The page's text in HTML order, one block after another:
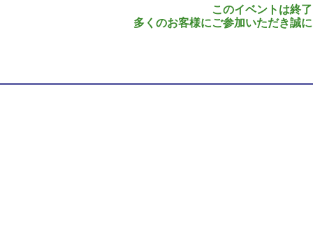
このイベントは終
多くのお客様にご参加いただき誠